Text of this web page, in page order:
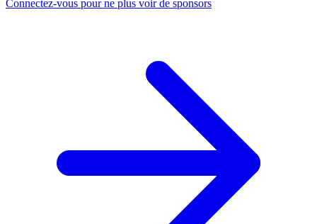
Connectez-vous pour ne plus voir de sponsors